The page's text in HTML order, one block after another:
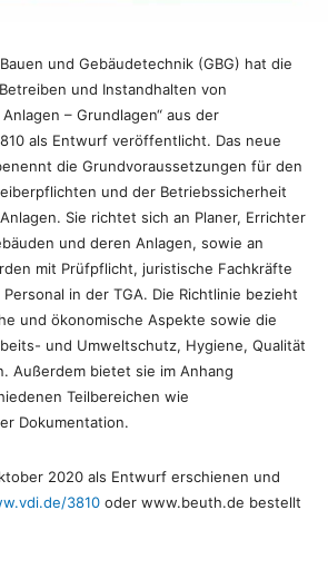
und Gebäudetechnik (GBG) hat die
und Instandhalten von
– Grundlagen“ aus der
als Entwurf veröffentlicht. Das neue
die Grundvoraussetzungen für den
und der Betriebssicherheit
Sie richtet sich an Planer, Errichter
und deren Anlagen, sowie an
mit Prüfpflicht, juristische Fachkräfte
in der TGA. Die Richtlinie bezieht
und ökonomische Aspekte sowie die
und Umweltschutz, Hygiene, Qualität
Außerdem bietet sie im Anhang
Teilbereichen wie
Dokumentation.
2020 als Entwurf erschienen und
3810 oder www.beuth.de bestellt